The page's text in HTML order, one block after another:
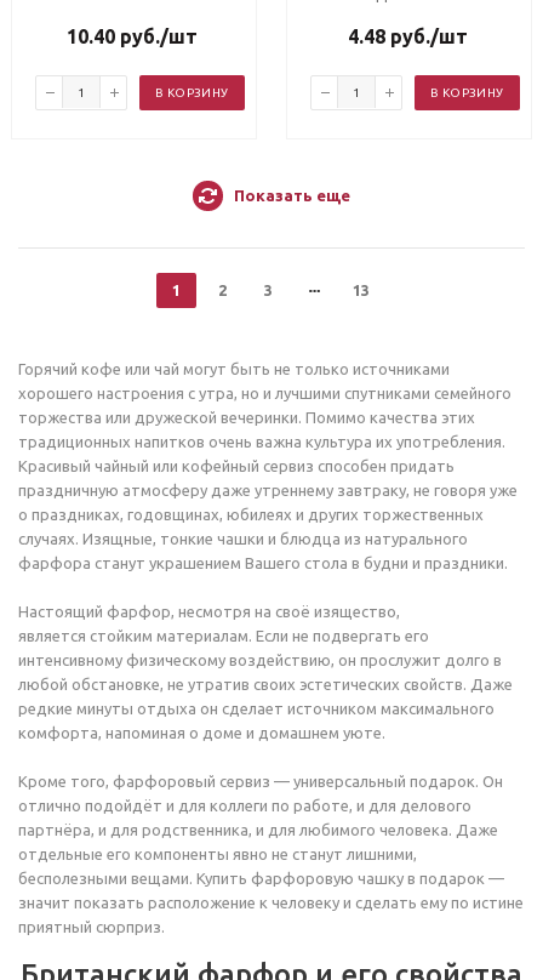
10.40 руб./шт
В КОРЗИНУ
4.48руб./шт
В КОРЗИНУ
Показать еще
1 2 3 13
Горячий кофе или чай могут быть не только источниками
хорошего настроения с утра, но и лучшими спутниками семейного
торжества или дружеской вечеринки. Помимо качества этих
традиционных напитков очень важна культура их употребления.
Красивый чайный или кофейный сервиз способен придать
праздничную атмосферу даже утреннему завтраку, не говоря уже
о праздниках, годовщинах, юбилеях и других торжественных
случаях. Изящные, тонкие чашки и блюдца из натурального
фарфора станут украшением Вашего стола в будни и праздники.
Настоящий фарфор, несмотря на своё изящество,
является стойким материалам. Если не подвергать его
интенсивному физическому воздействию, он прослужит долго в
любой обстановке, не утратив своих эстетических свойств. Даже
редкие минуты отдыха он сделает источником максимального
комфорта, напоминая о доме и домашнем уюте.
Кроме того, фарфоровый сервиз — универсальный подарок. Он
отлично подойдёт и для коллеги по работе, и для делового
партнёра, и для родственника, и для любимого человека. Даже
отдельные его компоненты явно не станут лишними,
бесполезными вещами. Купить фарфоровую чашку в подарок —
значит показать расположение к человеку и сделать ему по истине
приятный сюрприз.